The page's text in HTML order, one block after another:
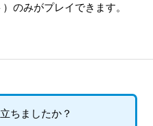
のみがプレイできます。
ちましたか？